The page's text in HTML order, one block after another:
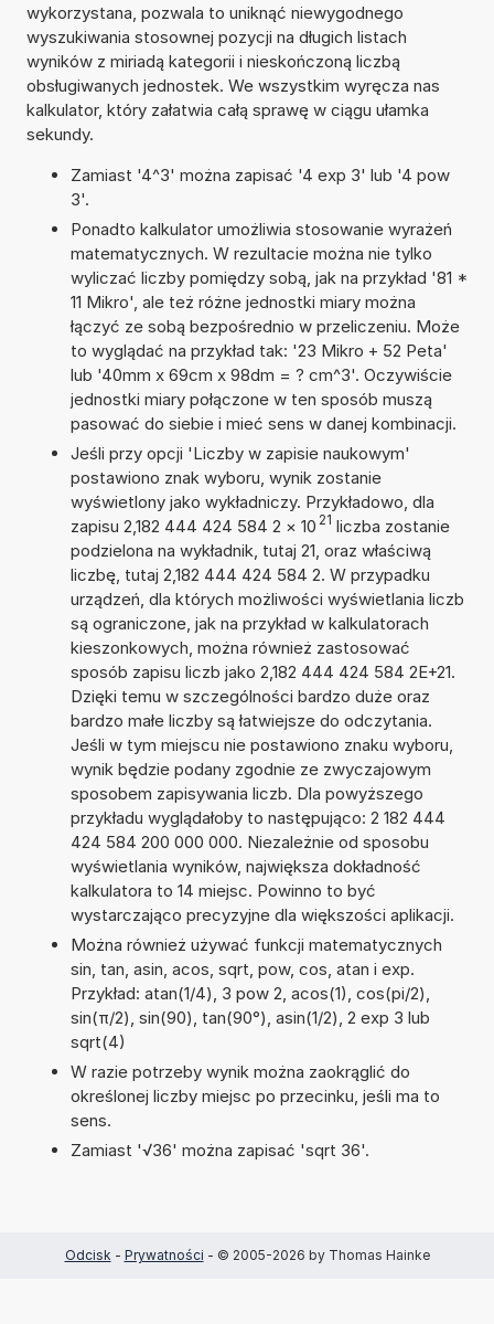
wykorzystana, pozwala to uniknąć niewygodnego
wyszukiwania stosownej pozycji na długich listach
wyników z miriadą kategorii i nieskończoną liczbą
obsługiwanych jednostek. We wszystkim wyręcza nas
kalkulator, który załatwia całą sprawę w ciągu ułamka
sekundy.
Zamiast '4^3' można zapisać '4 exp 3' lub '4 pow
3'.
Ponadto kalkulator umożliwia stosowanie wyrażeń
matematycznych. W rezultacie można nie tylko
wyliczać liczby pomiędzy sobą, jak na przykład '81 *
11 Mikro', ale też różne jednostki miary można
łączyć ze sobą bezpośrednio w przeliczeniu. Może
to wyglądać na przykład tak: '23 Mikro + 52 Peta'
lub '40mm x 69cm x 98dm = ? cm^3'. Oczywiście
jednostki miary połączone w ten sposób muszą
pasować do siebie i mieć sens w danej kombinacji.
Jeśli przy opcji 'Liczby w zapisie naukowym'
postawiono znak wyboru, wynik zostanie
wyświetlony jako wykładniczy. Przykładowo, dla
zapisu 2,182 444 424 584 2 × 10 21 liczba zostanie
podzielona na wykładnik, tutaj 21, oraz właściwą
liczbę, tutaj 2,182 444 424 584 2. W przypadku
urządzeń, dla których możliwości wyświetlania liczb
są ograniczone, jak na przykład w kalkulatorach
kieszonkowych, można również zastosować
sposób zapisu liczb jako 2,182 444 424 584 2E+21.
Dzięki temu w szczególności bardzo duże oraz
bardzo małe liczby są łatwiejsze do odczytania.
Jeśli w tym miejscu nie postawiono znaku wyboru,
wynik będzie podany zgodnie ze zwyczajowym
sposobem zapisywania liczb. Dla powyższego
przykładu wyglądałoby to następująco: 2 182 444
424 584 200 000 000. Niezależnie od sposobu
wyświetlania wyników, największa dokładność
kalkulatora to 14 miejsc. Powinno to być
wystarczająco precyzyjne dla większości aplikacji.
Można również używać funkcji matematycznych
sin, tan, asin, acos, sqrt, pow, cos, atan i exp.
Przykład: atan(1/4), 3 pow 2, acos(1), cos(pi/2),
sin(π/2), sin(90), tan(90°), asin(1/2), 2 exp 3 lub
sqrt(4)
W razie potrzeby wynik można zaokrąglić do
określonej liczby miejsc po przecinku, jeśli ma to
sens.
Zamiast '√36' można zapisać 'sqrt 36'.
Odcisk - Prywatności - © 2005-2026 by Thomas Hainke